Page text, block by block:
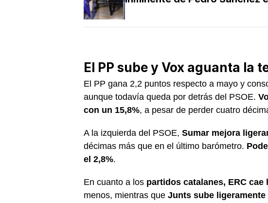
El PP sube y Vox aguanta la
El PP gana 2,2 puntos respecto a mayo y
aunque todavía queda por detrás del PSOE.
con un 15,8%, a pesar de perder cuatro
A la izquierda del PSOE, Sumar mejora
décimas más que en el último barómetro.
el 2,8%.
En cuanto a los partidos catalanes, ERC cae
menos, mientras que Junts sube ligeramente